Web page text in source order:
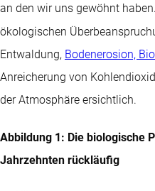
an den wir uns gewöhnt haben.
ökologischen
Entwaldung, Bodenerosion,
Anreicherung von
der Atmosphäre ersichtlich.
Abbildung 1: Die biologische
Jahrzehnten rückläufig